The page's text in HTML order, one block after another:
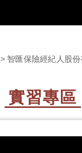
> 智匯保險經紀人股份
實習專區